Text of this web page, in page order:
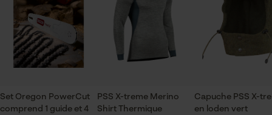
Saison
Automne/hiver
couleur unie
Set Oregon PowerCut
comprend 1 guide et 4
PSS X-treme Merino
Shirt Thermique
Capuche PSS X-
en loden vert
Vérifier linstallation de cookies
Sauvegarder les préférences
pour traitement des données